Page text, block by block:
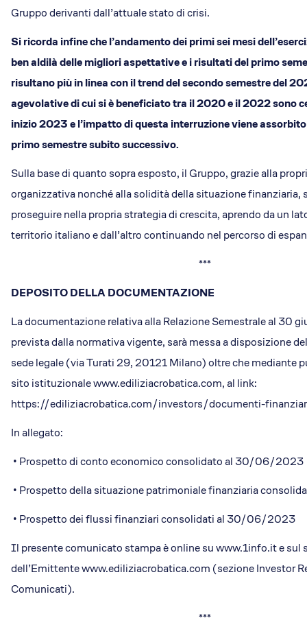
Gruppo derivanti dall’attuale stato di crisi.
Si ricorda infine che l’andamento dei primi sei mesi
ben aldilà delle migliori aspettative e i risultati del primo
risultano più in linea con il trend del secondo semestre del
agevolative di cui si è beneficiato tra il 2020 e il 2022 sono
inizio 2023 e l’impatto di questa interruzione viene
primo semestre subito successivo.
Sulla base di quanto sopra esposto, il Gruppo, grazie alla
organizzativa nonché alla solidità della situazione finanziaria,
proseguire nella propria strategia di crescita, aprendo da un
territorio italiano e dall’altro continuando nel percorso di
***
DEPOSITO DELLA DOCUMENTAZIONE
La documentazione relativa alla Relazione Semestrale al 30
prevista dalla normativa vigente, sarà messa a disposizione
sede legale (via Turati 29, 20121 Milano) oltre che mediante
sito istituzionale www.ediliziacrobatica.com, al link:
https://ediliziacrobatica.com/investors/documenti-
In allegato:
• Prospetto di conto economico consolidato al 30/06/2023
• Prospetto della situazione patrimoniale finanziaria
• Prospetto dei flussi finanziari consolidati al 30/06/2023
Il presente comunicato stampa è online su www.1info.it e sul
dell’Emittente www.ediliziacrobatica.com (sezione Investor
Comunicati).
***